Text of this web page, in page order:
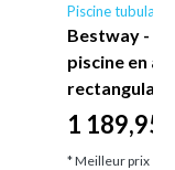
Piscine
Bestway -
piscine en
1 189,95
* Meilleur prix